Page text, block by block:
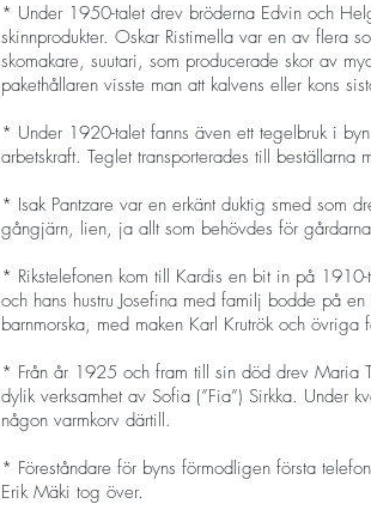
* Under 1950-talet drev bröderna Edvin och
skinnprodukter. Oskar Ristimella var en av flera
skomakare, suutari, som producerade skor av
pakethållaren visste man att kalvens eller kons
* Under 1920-talet fanns även ett tegelbruk i
arbetskraft. Teglet transporterades till beställarna
* Isak Pantzare var en erkänt duktig smed som
gångjärn, lien, ja allt som behövdes för
* Rikstelefonen kom till Kardis en bit in på
och hans hustru Josefina med familj bodde på
barnmorska, med maken Karl Krutrök och övriga
* Från år 1925 och fram till sin död drev Maria
dylik verksamhet av Sofia (”Fia”) Sirkka. Under
någon varmkorv därtill.
* Föreståndare för byns förmodligen första
Erik Mäki tog över.